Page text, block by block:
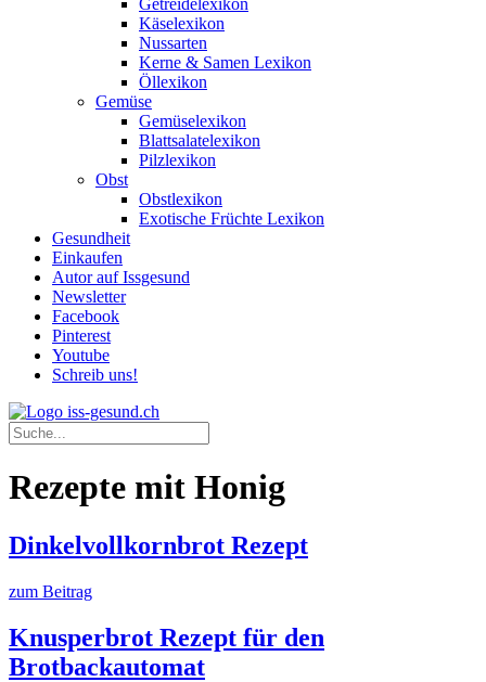
Getreidelexikon
Käselexikon
Nussarten
Kerne & Samen Lexikon
Öllexikon
Gemüse
Gemüselexikon
Blattsalatelexikon
Pilzlexikon
Obst
Obstlexikon
Exotische Früchte Lexikon
Gesundheit
Einkaufen
Autor auf Issgesund
Newsletter
Facebook
Pinterest
Youtube
Schreib uns!
Rezepte mit Honig
Dinkelvollkornbrot Rezept
zum Beitrag
Knusperbrot Rezept für den
Brotbackautomat